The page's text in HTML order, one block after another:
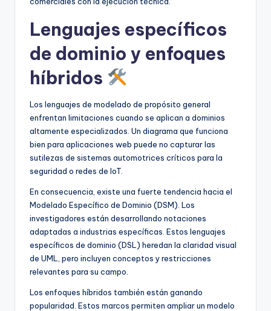
Lenguajes específicos
de dominio y enfoques
híbridos
Los lenguajes de modelado de propósito general
enfrentan limitaciones cuando se aplican a dominios
altamente especializados. Un diagrama que funciona
bien para aplicaciones web puede no capturar las
sutilezas de sistemas automotrices críticos para la
seguridad o redes de IoT.
En consecuencia, existe una fuerte tendencia hacia el
Modelado Específico de Dominio (DSM). Los
investigadores están desarrollando notaciones
adaptadas a industrias específicas. Estos lenguajes
específicos de dominio (DSL) heredan la claridad visual
de UML, pero incluyen conceptos y restricciones
relevantes para su campo.
Los enfoques híbridos también están ganando
popularidad. Estos marcos permiten ampliar un modelo